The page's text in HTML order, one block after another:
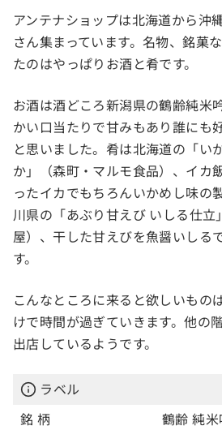
アンテナショップは北海道から沖
さん集まっています。名物、銘菓
たのはやっぱりお酒と肴です。
お酒は酒どころ新潟県の鶴齢純米
かい口当たりで甘みもあり誰にも
と思いました。肴は北海道の「い
か」（森町・マルモ食品）、イカ
ったイカでもちろんいかめし味の
川県の「あぶり甘えび いしる仕立
屋）、干した甘えびを魚醤いしる
す。
こんなところに来ると欲しいもの
けで時間が過ぎていきます。他の
出店しているようです。
ラベル
銘 柄
鶴齢 純